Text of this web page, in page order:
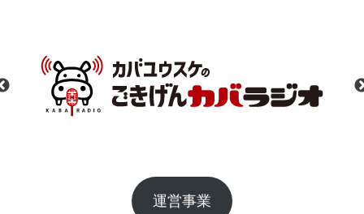
運営事業